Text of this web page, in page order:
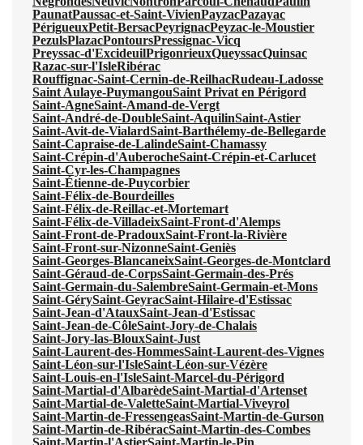
PaunatPaussac-et-Saint-VivienPayzacPazayac
PérigueuxPetit-BersacPeyrignacPeyzac-le-Moustier
PezulsPlazacPontoursPressignac-Vicq
Preyssac-d'ExcideuilPrigonrieuxQueyssacQuinsac
Razac-sur-l'IsleRibérac
Rouffignac-Saint-Cernin-de-ReilhacRudeau-Ladosse
Saint Aulaye-PuymangouSaint Privat en Périgord
Saint-AgneSaint-Amand-de-Vergt
Saint-André-de-DoubleSaint-AquilinSaint-Astier
Saint-Avit-de-VialardSaint-Barthélemy-de-Bellegarde
Saint-Capraise-de-LalindeSaint-Chamassy
Saint-Crépin-d'AuberocheSaint-Crépin-et-Carlucet
Saint-Cyr-les-Champagnes
Saint-Étienne-de-Puycorbier
Saint-Félix-de-Bourdeilles
Saint-Félix-de-Reillac-et-Mortemart
Saint-Félix-de-VilladeixSaint-Front-d'Alemps
Saint-Front-de-PradouxSaint-Front-la-Rivière
Saint-Front-sur-NizonneSaint-Geniès
Saint-Georges-BlancaneixSaint-Georges-de-Montclard
Saint-Géraud-de-CorpsSaint-Germain-des-Prés
Saint-Germain-du-SalembreSaint-Germain-et-Mons
Saint-GérySaint-GeyracSaint-Hilaire-d'Estissac
Saint-Jean-d'AtauxSaint-Jean-d'Estissac
Saint-Jean-de-CôleSaint-Jory-de-Chalais
Saint-Jory-las-BlouxSaint-Just
Saint-Laurent-des-HommesSaint-Laurent-des-Vignes
Saint-Léon-sur-l'IsleSaint-Léon-sur-Vézère
Saint-Louis-en-l'IsleSaint-Marcel-du-Périgord
Saint-Martial-d'AlbarèdeSaint-Martial-d'Artenset
Saint-Martial-de-ValetteSaint-Martial-Viveyrol
Saint-Martin-de-FressengeasSaint-Martin-de-Gurson
Saint-Martin-de-RibéracSaint-Martin-des-Combes
Saint-Martin-l'AstierSaint-Martin-le-Pin